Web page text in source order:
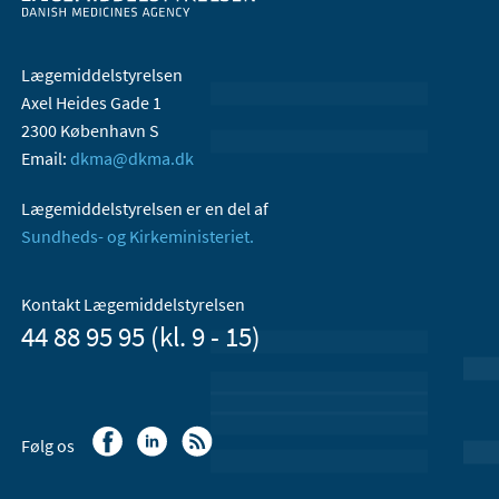
Lægemiddelstyrelsen
Axel Heides Gade 1
2300 København S
Email: dkma@dkma.dk
Lægemiddelstyrelsen er en del af
Sundheds- og Kirkeministeriet.
Kontakt Lægemiddelstyrelsen
44 88 95 95 (kl. 9 - 15)
Følg os